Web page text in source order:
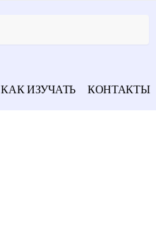
КАК ИЗУЧАТЬ КОНТАКТЫ